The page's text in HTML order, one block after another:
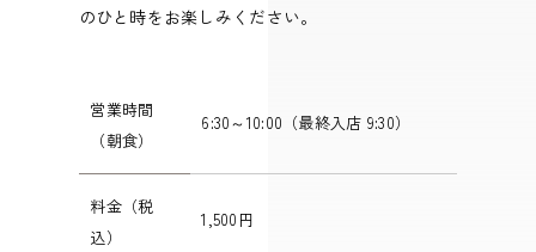
のひと時をお楽しみください。
営業時間
（朝食）
6:30～10:00（最終入店 9:30）
料金（税
込）
1,500円